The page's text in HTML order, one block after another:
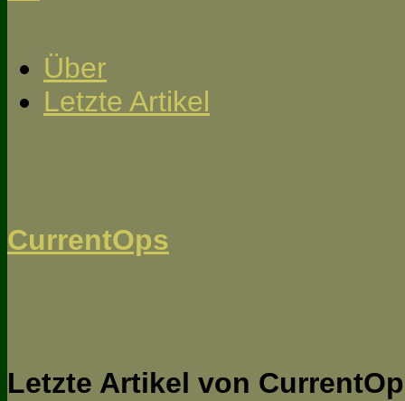
Über
Letzte Artikel
CurrentOps
Letzte Artikel von